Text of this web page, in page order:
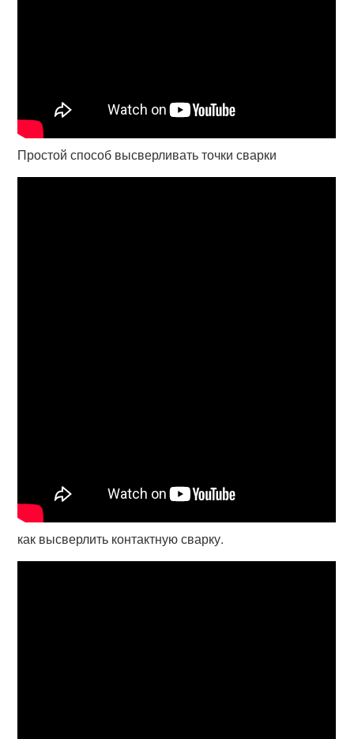
Простой способ высверливать точки сварки
как высверлить контактную сварку.